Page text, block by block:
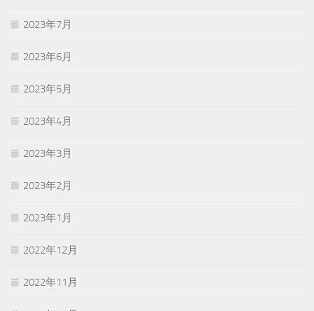
2023年7月
2023年6月
2023年5月
2023年4月
2023年3月
2023年2月
2023年1月
2022年12月
2022年11月